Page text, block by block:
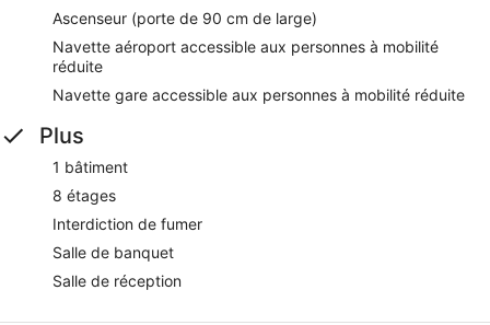
Ascenseur (porte de 90 cm de large)
Navette aéroport accessible aux personnes à mobilité
réduite
Navette gare accessible aux personnes à mobilité réduite
Plus
1 bâtiment
8 étages
Interdiction de fumer
Salle de banquet
Salle de réception